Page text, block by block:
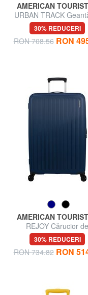
AMERICAN
URBAN TRACK
voiaj, medie, cu roți
30% REDUCERI
RON 708.56 RON
AMERICAN
REJOY Cărucior de
dimensiuni mari
30% REDUCERI
RON 734.82 RON